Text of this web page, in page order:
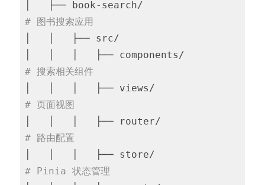
# 图书搜索应用
│   │   ├── src/
# 搜索相关组件
# 页面视图
# 路由配置
# Pinia 状态管理